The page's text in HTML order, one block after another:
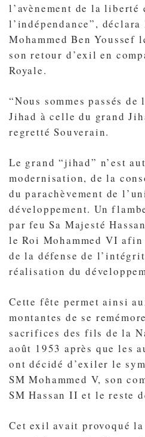
l’avènement de la liberté
l’indépendance”,
Mohammed Ben Youssef
son retour d’exil en
Royale.
“Nous sommes passés
Jihad à celle du grand
regretté Souverain.
Le grand “jihad” n’est
modernisation, de la
du parachèvement de
développement. Un
par feu Sa Majesté
le Roi Mohammed VI
de la défense de
réalisation du
Cette fête permet ainsi
montantes de se
sacrifices des fils de la
août 1953 après que les
ont décidé d’exiler le
SM Mohammed V, son
SM Hassan II et le reste
Cet exil avait provoqué